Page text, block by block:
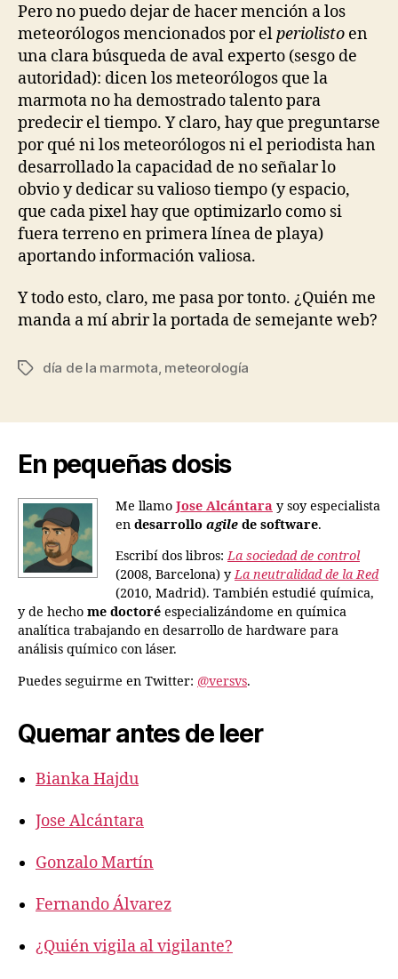
Pero no puedo dejar de hacer mención a los
meteorólogos mencionados por elperiolisto en
una clara búsqueda de aval experto (sesgo de
autoridad): dicen los meteorólogos que la
marmota no ha demostrado talento para
predecir el tiempo. Y claro, hay que preguntarse
por qué ni los meteorólogos ni el periodista han
desarrollado la capacidad de no señalar lo
obvio y dedicar su valioso tiempo (y espacio,
que cada pixel hay que optimizarlo como si
fuera terreno en primera línea de playa)
aportando información valiosa.
Y todo esto, claro, me pasa por tonto. ¿Quién me
manda a mí abrir la portada de semejante web?
Etiquetas
día de la marmota, meteorología
En pequeñas dosis
Me llamo Jose Alcántara y soy especialista
en desarrollo agile de software.
Escribí dos libros:La sociedad de control
(2008, Barcelona) yLa neutralidad de la Red
(2010, Madrid). También estudié química,
y de hecho me doctoré especializándome en química
analítica trabajando en desarrollo de hardware para
análisis químico con láser.
Puedes seguirme en Twitter: @versvs.
Quemar antes de leer
Bianka Hajdu
Jose Alcántara
Gonzalo Martín
Fernando Álvarez
¿Quién vigila al vigilante?